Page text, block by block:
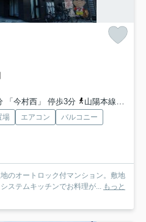
「今村西」 停歩3分
山陽本線「北長瀬」駅 徒歩20分
場 エアコン
バルコニー
のオートロック付マンション。敷地
ステムキッチンでお料理が...
もっと